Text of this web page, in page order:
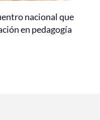
nacional que
en pedagogía